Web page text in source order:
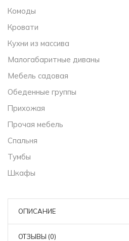
Комоды
Кровати
Кухни из массива
Малогабаритные диваны
Мебель садовая
Обеденные группы
Прихожая
Прочая мебель
Спальня
Тумбы
Шкафы
ОПИСАНИЕ
ОТЗЫВЫ (0)